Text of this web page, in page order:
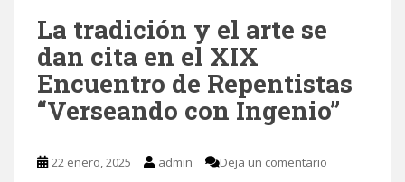
La tradición y el arte se
dan cita en el XIX
Encuentro de Repentistas
“Verseando con Ingenio”
22 enero, 2025 admin Deja un comentario